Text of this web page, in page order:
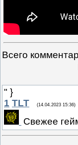
Всего
" }
1 TLT (14.04.2023 15:36)
Свежее